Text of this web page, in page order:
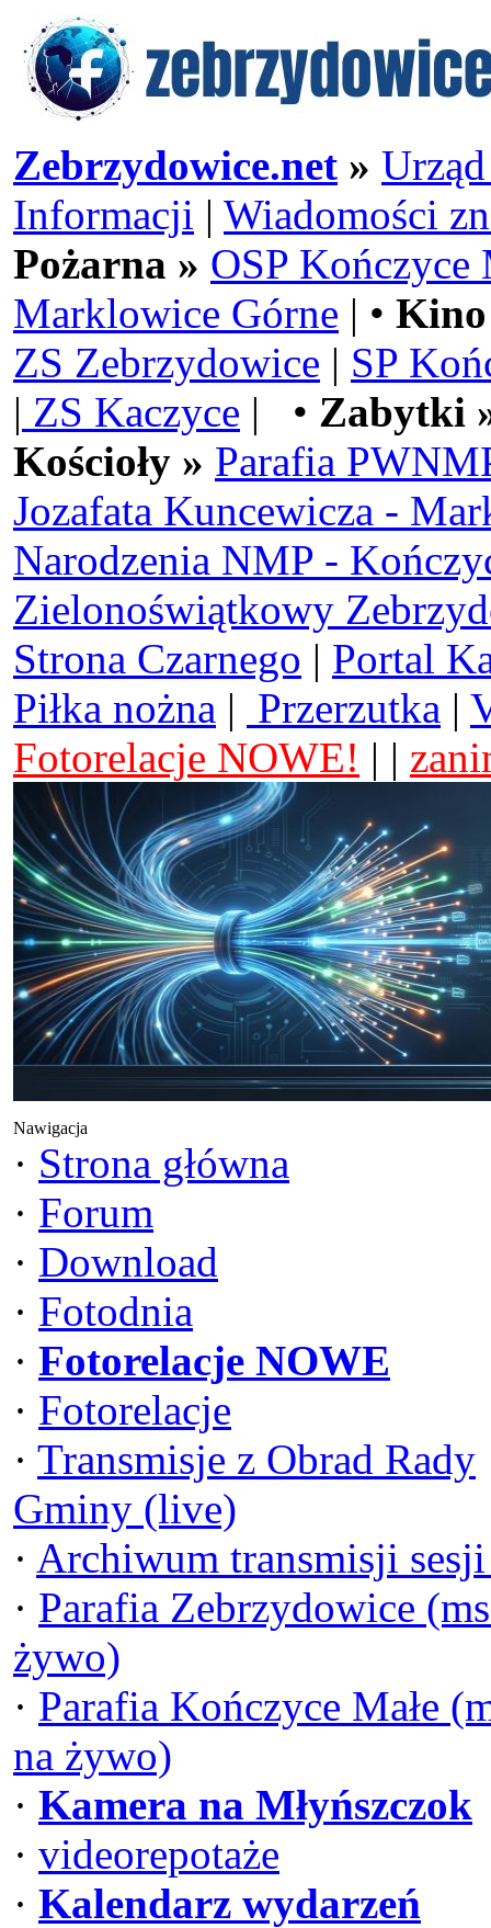
Zebrzydowice.net »
Informacji | Wiadomości
Pożarna » OSP Kończyce
Marklowice Górne | •
ZS Zebrzydowice | SP
| ZS Kaczyce | • Zabytki
Kościoły » Parafia
Jozafata Kuncewicza -
Narodzenia NMP -
Zielonoświątkowy
Strona Czarnego | Portal
Piłka nożna | Przerzutka |
Fotorelacje NOWE! | |
Nawigacja
· Strona główna
· Forum
· Download
· Fotodnia
· Fotorelacje NOWE
· Fotorelacje
· Transmisje z Obrad Rady
Gminy (live)
· Archiwum transmisji
· Parafia Zebrzydowice
żywo)
· Parafia Kończyce Małe
na żywo)
· Kamera na Młyńszczok
· videorepotaże
· Kalendarz wydarzeń